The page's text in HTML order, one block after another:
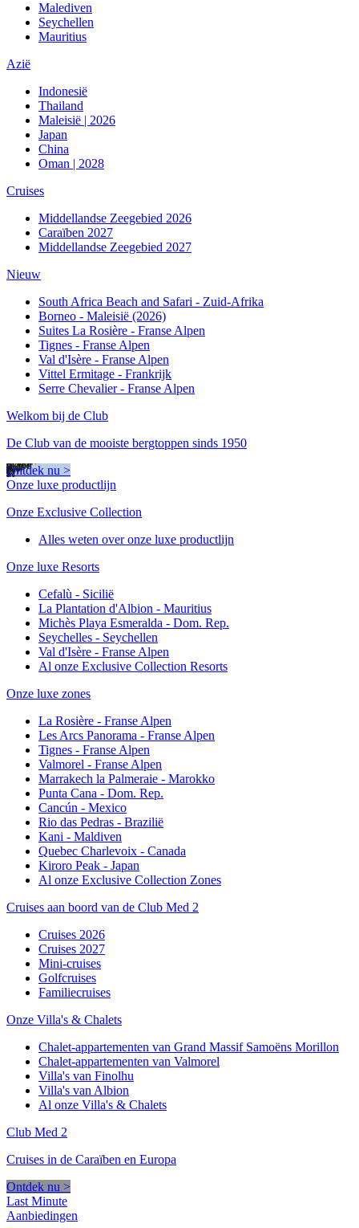
Malediven
Seychellen
Mauritius
Azië
Indonesië
Thailand
Maleisië | 2026
Japan
China
Oman | 2028
Cruises
Middellandse Zeegebied 2026
Caraïben 2027
Middellandse Zeegebied 2027
Nieuw
South Africa Beach and Safari - Zuid-Afrika
Borneo - Maleisië (2026)
Suites La Rosière - Franse Alpen
Tignes - Franse Alpen
Val d'Isère - Franse Alpen
Vittel Ermitage - Frankrijk
Serre Chevalier - Franse Alpen
Welkom bij de Club
De Club van de mooiste bergtoppen sinds 1950
Ontdek nu >
Onze luxe productlijn
Onze Exclusive Collection
Alles weten over onze luxe productlijn
Onze luxe Resorts
Cefalù - Sicilië
La Plantation d'Albion - Mauritius
Michès Playa Esmeralda - Dom. Rep.
Seychelles - Seychellen
Val d'Isère - Franse Alpen
Al onze Exclusive Collection Resorts
Onze luxe zones
La Rosière - Franse Alpen
Les Arcs Panorama - Franse Alpen
Tignes - Franse Alpen
Valmorel - Franse Alpen
Marrakech la Palmeraie - Marokko
Punta Cana - Dom. Rep.
Cancún - Mexico
Rio das Pedras - Brazilië
Kani - Maldiven
Quebec Charlevoix - Canada
Kiroro Peak - Japan
Al onze Exclusive Collection Zones
Cruises aan boord van de Club Med 2
Cruises 2026
Cruises 2027
Mini-cruises
Golfcruises
Familiecruises
Onze Villa's & Chalets
Chalet-appartementen van Grand Massif Samoëns Morillon
Chalet-appartementen van Valmorel
Villa's van Finolhu
Villa's van Albion
Al onze Villa's & Chalets
Club Med 2
Cruises in de Caraïben en Europa
Ontdek nu >
Last Minute
Aanbiedingen